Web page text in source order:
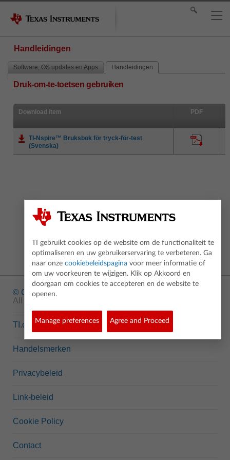
Handleidingen
Software, OS updates en Apps Handleidingen
Druk-om-te-toetsen gebruiken
Download item PDF
TI-Nspire™ Bruksbok för tryck-för-test
(Svenska)
© Copyright
All rights reserved.
TI.com
Handelsmerken
Privacybeleid
Link-beleid
Cookie Policy
Contact
TI gebruikt cookies op de website om de functionaliteit te
optimaliseren en uw gebruikerservaring te verbeteren. Ga
naar onze cookiebeleidspagina voor meer informatie of
om uw voorkeuren te wijzigen. Klik op Akkoord en
doorgaan om cookies te accepteren en de website te
openen.
Manage preferences Agree and Proceed